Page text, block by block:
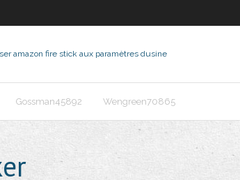
amazon fire stick aux paramètres dusine
Gossman45892 Wengreen70865